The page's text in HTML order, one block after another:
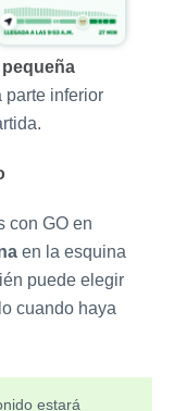
pequeña
parte inferior
con GO en
en la esquina
puede elegir
cuando haya
estará